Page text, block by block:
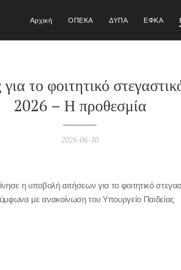
Αρχική ΟΠΕΚΑ ΔΥΠΑ ΕΦΚΑ
για το φοιτητικό
2026 – Η προθεσμία
2026-06-30
η υποβολή αιτήσεων για το φοιτητικό
με ανακοίνωση του Υπουργείο Παιδείας